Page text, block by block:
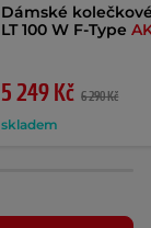
Dámské
LT 100 W F-Type
5 249 Kč 6 290 Kč
skladem